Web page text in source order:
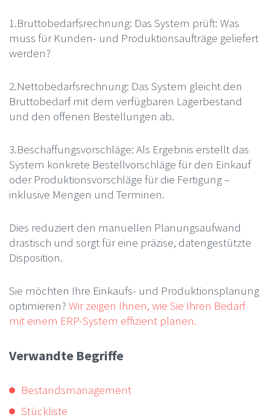
1.Bruttobedarfsrechnung: Das System prüft: Was
muss für Kunden- und Produktionsaufträge geliefert
werden?
2.Nettobedarfsrechnung: Das System gleicht den
Bruttobedarf mit dem verfügbaren Lagerbestand
und den offenen Bestellungen ab.
3.Beschaffungsvorschläge: Als Ergebnis erstellt das
System konkrete Bestellvorschläge für den Einkauf
oder Produktionsvorschläge für die Fertigung –
inklusive Mengen und Terminen.
Dies reduziert den manuellen Planungsaufwand
drastisch und sorgt für eine präzise, datengestützte
Disposition.
Sie möchten Ihre Einkaufs- und Produktionsplanung
optimieren? Wir zeigen Ihnen, wie Sie Ihren Bedarf
mit einem ERP-System effizient planen.
Verwandte Begriffe
Bestandsmanagement
Stückliste